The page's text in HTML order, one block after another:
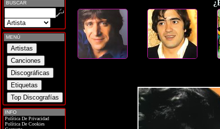
BUSCAR
MENÚ
INFO
Política De Privacidad
Política De Cookies